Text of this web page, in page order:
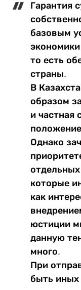
Гарантия
базовым
то есть
страны.
В
образом
и частная
Однако
которые
как
юстиции
данную
много.
При
быть иных